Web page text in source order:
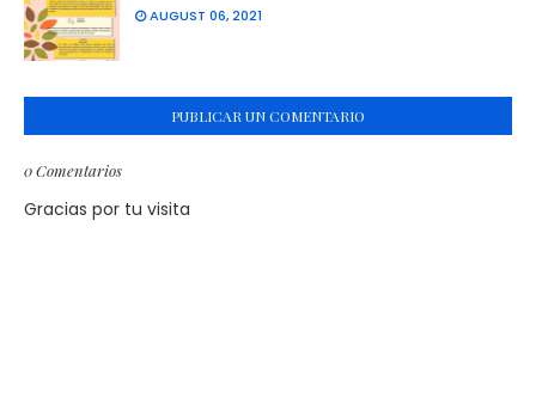
AUGUST 06, 2021
PUBLICAR UN COMENTARIO
0 Comentarios
Gracias por tu visita